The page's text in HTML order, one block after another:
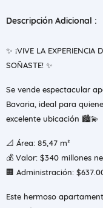
Descripción Adicional :
✨ ¡VIVE LA EXPERIENCIA
SOÑASTE! ✨
Se vende espectacular
Bavaria, ideal para
excelente ubicación 🏙️💫
📐 Área: 85,47 m²
💰 Valor: $340 millones
🏢 Administración:
Este hermoso